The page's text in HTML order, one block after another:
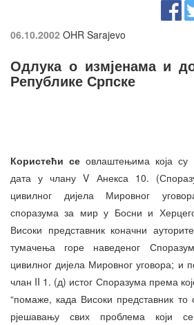
06.10.2002 OHR Sarajevo
Одлука о измјенама и
Републике Српске
Користећи се овлаштењима која су
дата у члану V Анекса 10.
цивилног дијела Мировног
споразума за мир у Босни и
Високи представник коначни
тумачења горе наведеног
цивилног дијела Мировног уговора; и
члан II 1. (д) истог Споразума према
“помаже, када Високи представник то
рјешавању свих проблема који